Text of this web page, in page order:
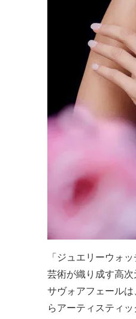
「ジュエリーウォ
芸術が織り成す高
サヴォアフェール
らアーティスティ